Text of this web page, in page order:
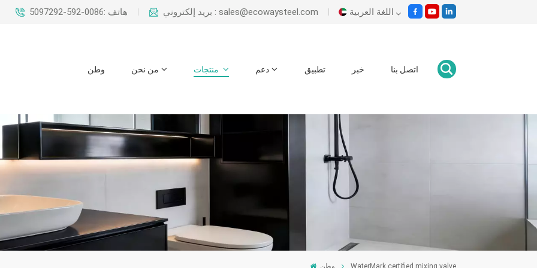
هاتف :0086-592-5097292 بريد إلكتروني : sales@ecowaysteel.com اللغة العربية
وطن من نحن دعم تطبيق خبر اتصل بنا
وطن WaterMark certified mixing valve